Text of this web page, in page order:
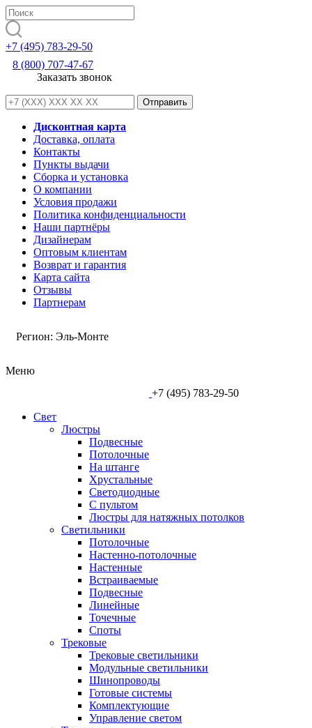
+7 (495) 783-29-50
8 (800) 707-47-67
Заказать звонок
Дисконтная карта
Доставка, оплата
Контакты
Пункты выдачи
Сборка и установка
О компании
Условия продажи
Политика конфиденциальности
Наши партнёры
Дизайнерам
Оптовым клиентам
Возврат и гарантия
Карта сайта
Отзывы
Партнерам
Регион: Эль-Монте
Меню
+7 (495) 783-29-50
Свет
Люстры
Подвесные
Потолочные
На штанге
Хрустальные
Светодиодные
С пультом
Люстры для натяжных потолков
Светильники
Потолочные
Настенно-потолочные
Настенные
Встраиваемые
Подвесные
Линейные
Точечные
Споты
Трековые
Трековые светильники
Модульные светильники
Шинопроводы
Готовые системы
Комплектующие
Управление светом